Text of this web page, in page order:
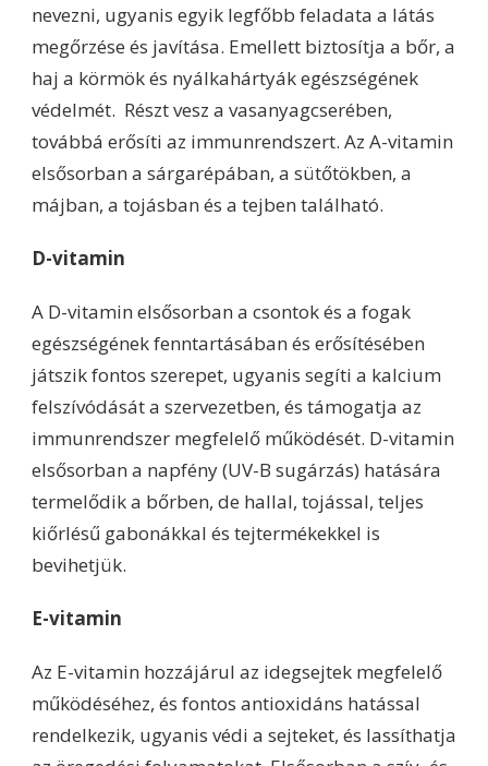
nevezni, ugyanis egyik legfőbb feladata a látás
megőrzése és javítása. Emellett biztosítja a bőr, a
haj a körmök és nyálkahártyák egészségének
védelmét. Részt vesz a vasanyagcserében,
továbbá erősíti az immunrendszert. Az A-vitamin
elsősorban a sárgarépában, a sütőtökben, a
májban, a tojásban és a tejben található.
D-vitamin
A D-vitamin elsősorban a csontok és a fogak
egészségének fenntartásában és erősítésében
játszik fontos szerepet, ugyanis segíti a kalcium
felszívódását a szervezetben, és támogatja az
immunrendszer megfelelő működését. D-vitamin
elsősorban a napfény (UV-B sugárzás) hatására
termelődik a bőrben, de hallal, tojással, teljes
kiőrlésű gabonákkal és tejtermékekkel is
bevihetjük.
E-vitamin
Az E-vitamin hozzájárul az idegsejtek megfelelő
működéséhez, és fontos antioxidáns hatással
rendelkezik, ugyanis védi a sejteket, és lassíthatja